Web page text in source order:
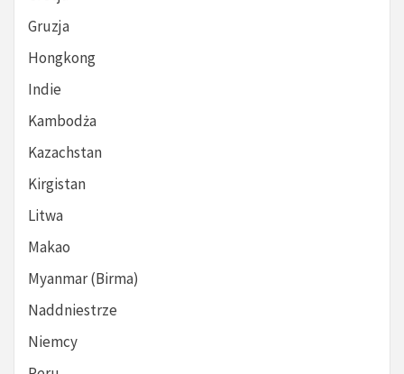
Gruzja
Hongkong
Indie
Kambodża
Kazachstan
Kirgistan
Litwa
Makao
Myanmar (Birma)
Naddniestrze
Niemcy